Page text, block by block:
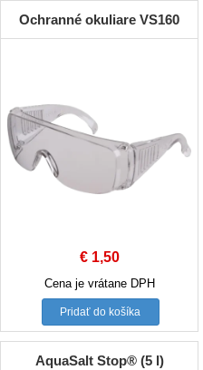
Ochranné okuliare VS160
€1,50
Cena je vrátane DPH
Pridať do košíka
AquaSalt Stop® (5 l)